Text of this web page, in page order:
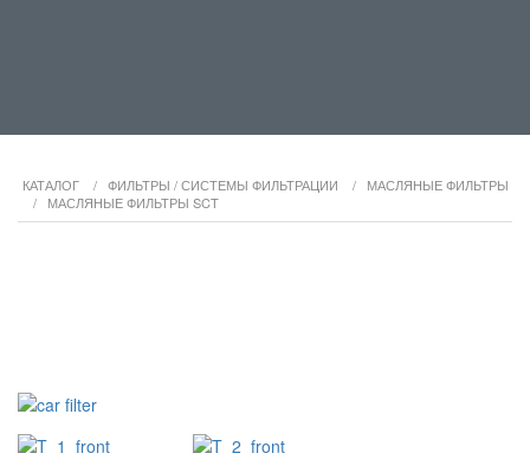
КАТАЛОГ / ФИЛЬТРЫ / СИСТЕМЫ ФИЛЬТРАЦИИ / МАСЛЯНЫЕ ФИЛЬТРЫ
/ МАСЛЯНЫЕ ФИЛЬТРЫ SCT